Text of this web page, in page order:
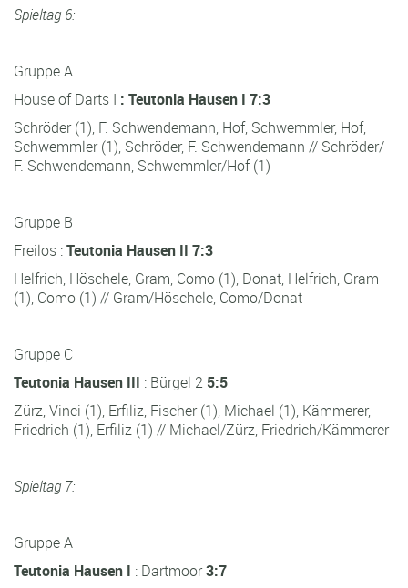
Spieltag 6:
Gruppe A
House of Darts I : Teutonia Hausen I 7:3
Schröder (1), F. Schwendemann, Hof, Schwemmler, Hof,
Schwemmler (1), Schröder, F. Schwendemann // Schröder/
F. Schwendemann, Schwemmler/Hof (1)
Gruppe B
Freilos :Teutonia Hausen II 7:3
Helfrich, Höschele, Gram, Como (1), Donat, Helfrich, Gram
(1), Como (1) // Gram/Höschele, Como/Donat
Gruppe C
Teutonia Hausen III : Bürgel 2 5:5
Zürz, Vinci (1), Erfiliz, Fischer (1), Michael (1), Kämmerer,
Friedrich (1), Erfiliz (1) // Michael/Zürz, Friedrich/Kämmerer
Spieltag 7:
Gruppe A
Teutonia Hausen I : Dartmoor3:7